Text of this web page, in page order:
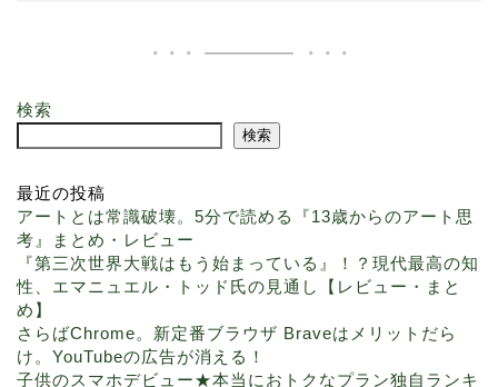
検索
検索
最近の投稿
アートとは常識破壊。5分で読める『13歳からのアート思
考』まとめ・レビュー
『第三次世界大戦はもう始まっている』！？現代最高の知
性、エマニュエル・トッド氏の見通し【レビュー・まと
め】
さらばChrome。新定番ブラウザ Braveはメリットだら
け。YouTubeの広告が消える！
子供のスマホデビュー★本当におトクなプラン独自ランキ